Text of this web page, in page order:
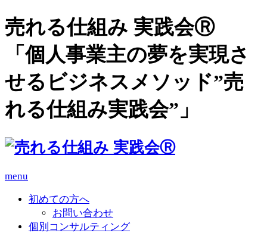
売れる仕組み 実践会Ⓡ
「個人事業主の夢を実現さ
せるビジネスメソッド”売
れる仕組み実践会”」
menu
初めての方へ
お問い合わせ
個別コンサルティング